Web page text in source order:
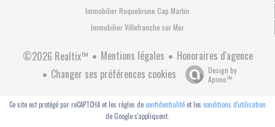
Immobilier Roquebrune Cap Martin
Immobilier Villefranche sur Mer
©2026 Realtix™ Mentions légales
Honoraires d'agence
Changer ses préférences cookies
Design by
Apimo™
Ce site est protégé par reCAPTCHA et les règles deconfidentialitéet les conditions d'utilisation
de Google s'appliquent.